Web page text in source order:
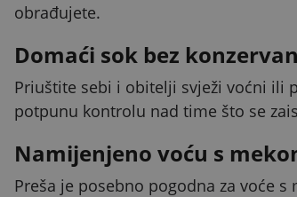
obrađujete.
Domaći sok bez
Priuštite sebi i obitelji svježi voćni ili
potpunu kontrolu nad time što se
Namijenjeno voću s
Preša je posebno pogodna za voće